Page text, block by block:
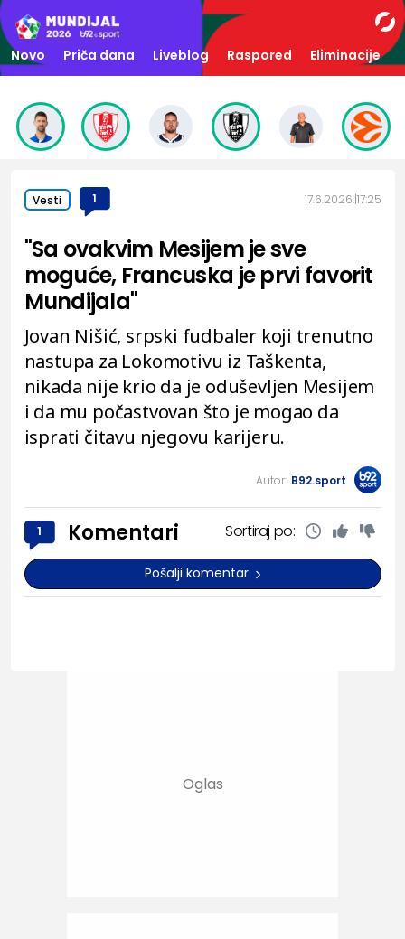
Novo Priča dana Liveblog Raspored Eliminacije
Vesti 1 17.6.2026. 17:25
"Sa ovakvim Mesijem je sve
moguće, Francuska je prvi favorit
Mundijala"
Jovan Nišić, srpski fudbaler koji trenutno
nastupa za Lokomotivu iz Taškenta,
nikada nije krio da je oduševljen Mesijem
i da mu počastvovan što je mogao da
isprati čitavu njegovu karijeru.
Autor: B92.sport
1 Komentari Sortiraj po:
Pošalji komentar